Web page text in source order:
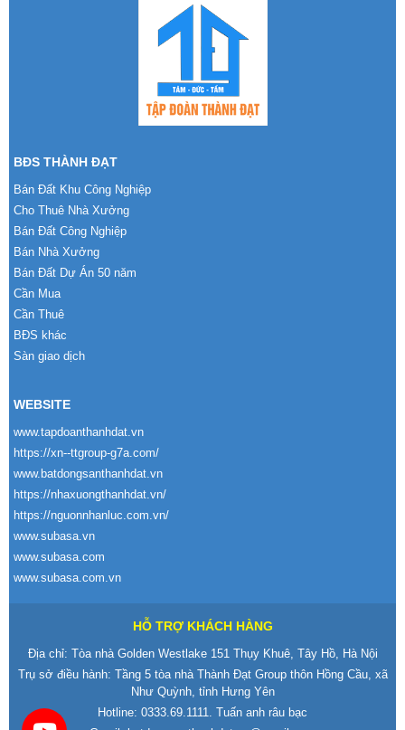
BĐS THÀNH ĐẠT
Bán Đất Khu Công Nghiệp
Cho Thuê Nhà Xưởng
Bán Đất Công Nghiệp
Bán Nhà Xưởng
Bán Đất Dự Án 50 năm
Cần Mua
Cần Thuê
BĐS khác
Sàn giao dịch
WEBSITE
www.tapdoanthanhdat.vn
https://xn--ttgroup-g7a.com/
www.batdongsanthanhdat.vn
https://nhaxuongthanhdat.vn/
https://nguonnhanluc.com.vn/
www.subasa.vn
www.subasa.com
www.subasa.com.vn
HỖ TRỢ KHÁCH HÀNG
Địa chỉ: Tòa nhà Golden Westlake 151 Thụy Khuê, Tây Hồ, Hà Nội
Trụ sở điều hành: Tầng 5 tòa nhà Thành Đạt Group thôn Hồng Cầu, xã
Như Quỳnh, tỉnh Hưng Yên
Hotline: 0333.69.1111. Tuấn anh râu bạc